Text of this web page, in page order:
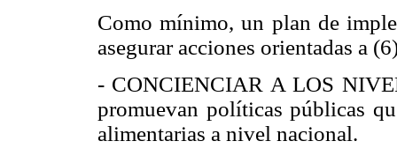
Como mínimo, un plan de
asegurar acciones orientadas a
- CONCIENCIAR A LOS
promuevan políticas públicas
alimentarias a nivel nacional.